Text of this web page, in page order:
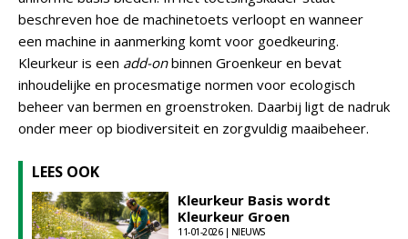
beschreven hoe de machinetoets verloopt en wanneer
een machine in aanmerking komt voor goedkeuring.
Kleurkeur is een add-onbinnen Groenkeur en bevat
inhoudelijke en procesmatige normen voor ecologisch
beheer van bermen en groenstroken. Daarbij ligt de nadruk
onder meer op biodiversiteit en zorgvuldig maaibeheer.
LEES OOK
Kleurkeur Basis wordt
Kleurkeur Groen
11-01-2026 | NIEUWS